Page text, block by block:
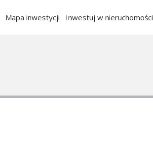
Mapa inwestycji Inwestuj w nieruchomości